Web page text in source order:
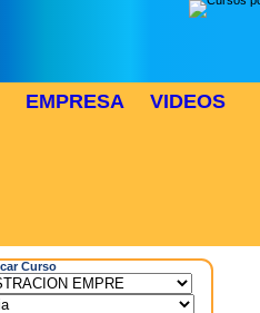
EMPRESA VIDEOS
Curso